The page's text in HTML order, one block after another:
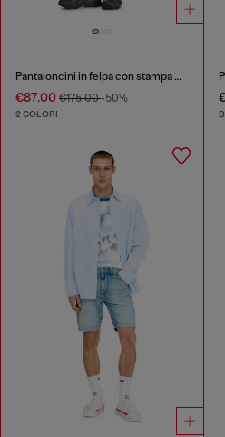
Pantaloncini in felpa con stampa mimetica digitale
€87.00 €175.00-50%
2 COLORI